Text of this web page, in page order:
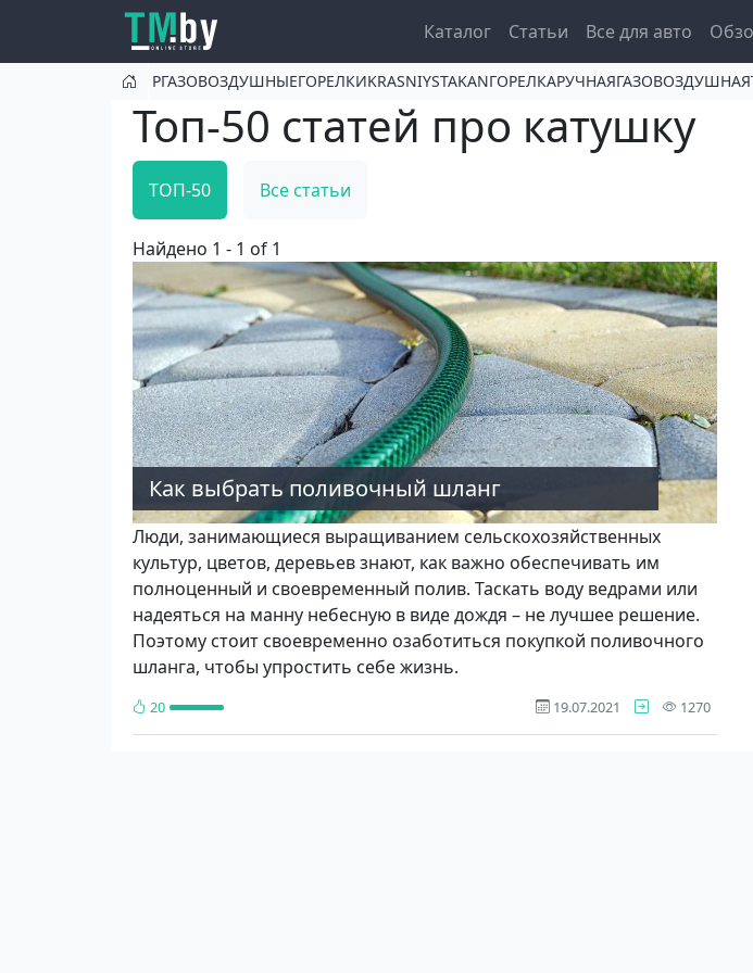
Перейти к основному содержанию Main navigation
Каталог Статьи Все для авто
Топ-50 статей про катушку
ТОП-50 Все статьи
Найдено 1 - 1 of 1
Как выбрать поливочный шланг
Люди, занимающиеся выращиванием сельскохозяйственных
культур, цветов, деревьев знают, как важно обеспечивать им
полноценный и своевременный полив. Таскать воду ведрами или
надеяться на манну небесную в виде дождя – не лучшее решение.
Поэтому стоит своевременно озаботиться покупкой поливочного
шланга, чтобы упростить себе жизнь.
20 19.07.2021 1270